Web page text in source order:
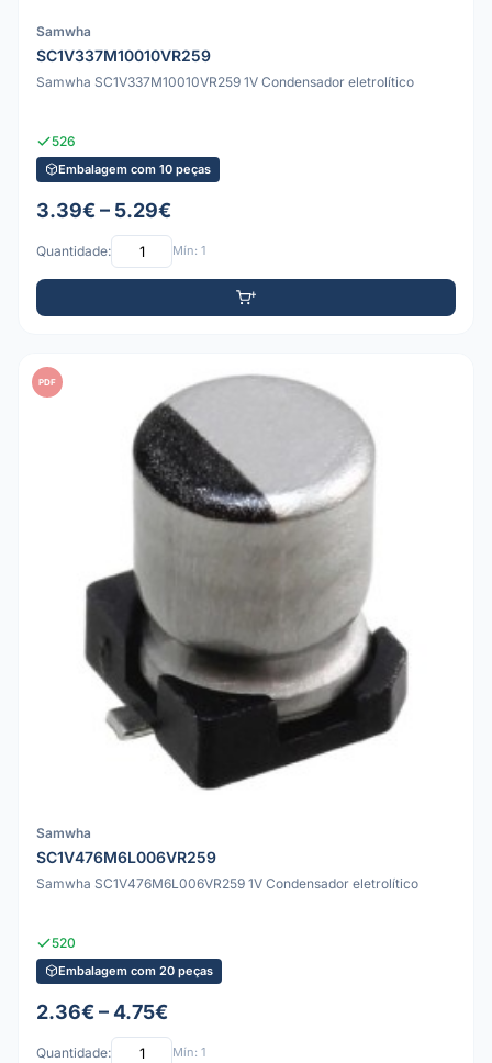
Samwha
SC1V337M10010VR259
Samwha SC1V337M10010VR259 1V Condensador eletrolítico
526
Embalagem com 10 peças
3.39€ – 5.29€
Quantidade: Mín: 1
PDF
Samwha
SC1V476M6L006VR259
Samwha SC1V476M6L006VR259 1V Condensador eletrolítico
520
Embalagem com 20 peças
2.36€ – 4.75€
Quantidade: Mín: 1